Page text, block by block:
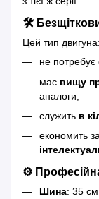
🛠
Цей тип двигуна:
не потребує
має вищу
аналоги,
служить в
економить
⚙️
Шина: 35